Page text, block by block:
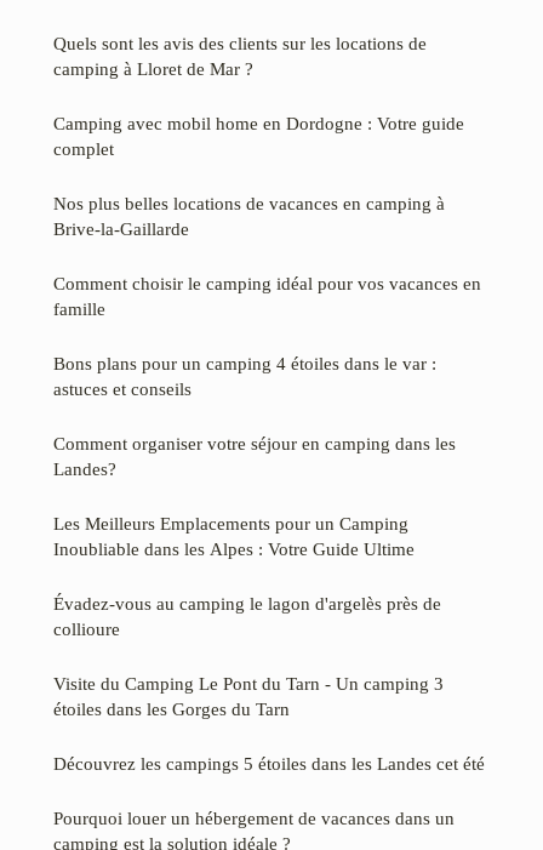
Quels sont les avis des clients sur les locations de
camping à Lloret de Mar ?
Camping avec mobil home en Dordogne : Votre guide
complet
Nos plus belles locations de vacances en camping à
Brive-la-Gaillarde
Comment choisir le camping idéal pour vos vacances en
famille
Bons plans pour un camping 4 étoiles dans le var :
astuces et conseils
Comment organiser votre séjour en camping dans les
Landes?
Les Meilleurs Emplacements pour un Camping
Inoubliable dans les Alpes : Votre Guide Ultime
Évadez-vous au camping le lagon d'argelès près de
collioure
Visite du Camping Le Pont du Tarn - Un camping 3
étoiles dans les Gorges du Tarn
Découvrez les campings 5 étoiles dans les Landes cet été
Pourquoi louer un hébergement de vacances dans un
camping est la solution idéale ?